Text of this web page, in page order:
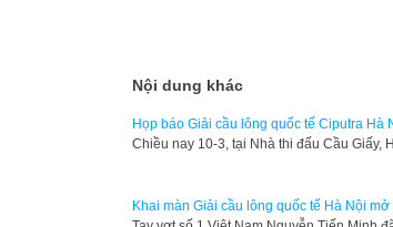
Nội dung khác
Họp báo Giải cầu lông quốc tế Ciputra Hà
Chiều nay 10-3, tại Nhà thi đấu Cầu Giấy,
Khai màn Giải cầu lông quốc tế Hà Nội